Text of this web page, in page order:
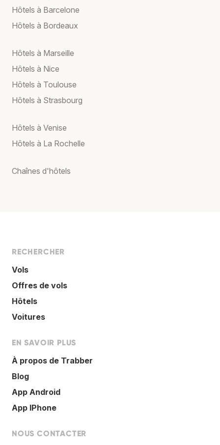
Hôtels à Barcelone
Hôtels à Bordeaux
Hôtels à Marseille
Hôtels à Nice
Hôtels à Toulouse
Hôtels à Strasbourg
Hôtels à Venise
Hôtels à La Rochelle
Chaînes d'hôtels
RECHERCHER
Vols
Offres de vols
Hôtels
Voitures
EN SAVOIR PLUS
À propos de Trabber
Blog
App Android
App IPhone
NOUS CONTACTER